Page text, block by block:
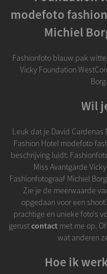
modefoto
Michiel
Fashionfoto blauw pak
Vicky Foundation
Wil
Leuk dat je David Cardenas
Fashion Hotel modefoto
beschrijving luidt:
Miss Avantgarde
Fashionfotograaf Michiel
Zie je de meerwaarde
opgedaan voor een
prachtige en unieke foto's
gerustcontact met me op.
wat anderen
Hoe ik